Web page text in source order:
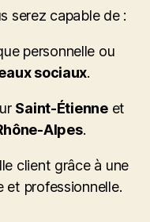
serez capable de :
personnelle ou
sociaux.
Saint-Étienneet
Alpes.
client grâce à une
et professionnelle.